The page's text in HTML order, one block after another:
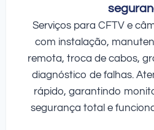
Serviços para CFTV e
com instalação,
remota, troca de cabos,
diagnóstico de falhas.
rápido, garantindo
segurança total e